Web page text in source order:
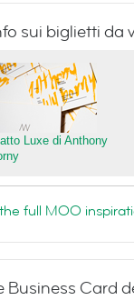
sui biglietti da
Luxe di Anthony
full MOO
Business Card